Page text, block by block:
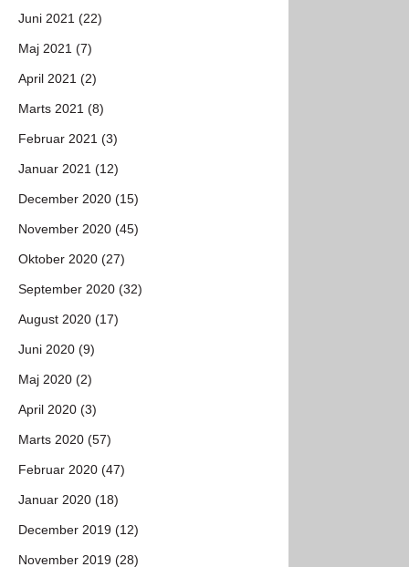
Juni 2021 (22)
Maj 2021 (7)
April 2021 (2)
Marts 2021 (8)
Februar 2021 (3)
Januar 2021 (12)
December 2020 (15)
November 2020 (45)
Oktober 2020 (27)
September 2020 (32)
August 2020 (17)
Juni 2020 (9)
Maj 2020 (2)
April 2020 (3)
Marts 2020 (57)
Februar 2020 (47)
Januar 2020 (18)
December 2019 (12)
November 2019 (28)